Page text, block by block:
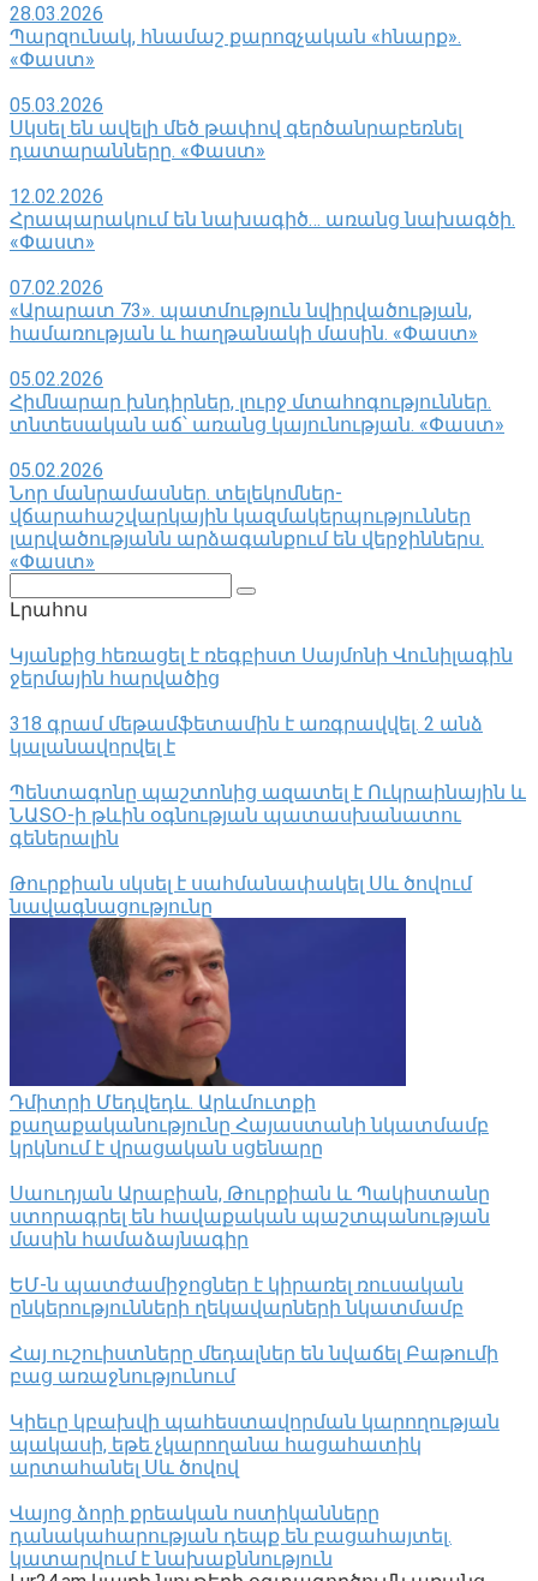
28.03.2026
Պարզունակ, հնամաշ քարոզչական «հնարք».
«Փաստ»
05.03.2026
Սկսել են ավելի մեծ թափով գերծանրաբեռնել
դատարանները. «Փաստ»
12.02.2026
Հրապարակում են նախագիծ… առանց նախագծի.
«Փաստ»
07.02.2026
«Արարատ 73». պատմություն նվիրվածության,
համառության և հաղթանակի մասին. «Փաստ»
05.02.2026
Հիմնարար խնդիրներ, լուրջ մտահոգություններ.
տնտեսական աճ՝ առանց կայունության. «Փաստ»
05.02.2026
Նոր մանրամասներ. տելեկոմներ-
վճարահաշվարկային կազմակերպություններ
լարվածությանն արձագանքում են վերջիններս.
«Փաստ»
Լրահոս
Կյանքից հեռացել է ռեգբիստ Սայմոնի Վունիլագին
ջերմային հարվածից
318 գրամ մեթամֆետամին է առգրավվել․ 2 անձ
կալանավորվել է
Պենտագոնը պաշտոնից ազատել է Ուկրաինային և
ՆԱՏՕ-ի թևին օգնության պատասխանատու
գեներալին
Թուրքիան սկսել է սահմանափակել Սև ծովում
նավագնացությունը
Դմիտրի Մեդվեդև. Արևմուտքի
քաղաքականությունը Հայաստանի նկատմամբ
կրկնում է վրացական սցենարը
Սաուդյան Արաբիան, Թուրքիան և Պակիստանը
ստորագրել են հավաքական պաշտպանության
մասին համաձայնագիր
ԵՄ-ն պատժամիջոցներ է կիրառել ռուսական
ընկերությունների ղեկավարների նկատմամբ
Հայ ուշուիստները մեդալներ են նվաճել Բաթումի
բաց առաջնությունում
Կիեւը կբախվի պահեստավորման կարողության
պակասի, եթե չկարողանա հացահատիկ
արտահանել Սև ծովով
Վայոց ձորի քրեական ոստիկանները
դանակահարության դեպք են բացահայտել․
կատարվում է նախաքննություն